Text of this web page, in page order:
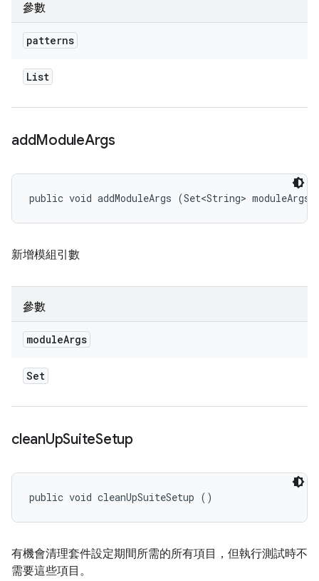
參數
patterns
List
addModuleArgs
public void addModuleArgs (Set<String> moduleArgs)
新增模組引數
參數
moduleArgs
Set
cleanUpSuiteSetup
public void cleanUpSuiteSetup ()
有機會清理套件設定期間所需的所有項目，但執行測試時不
需要這些項目。